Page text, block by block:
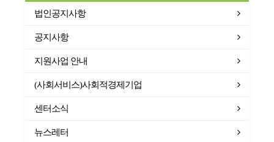
법인공지사항
공지사항
지원사업 안내
(사회서비스)사회적경제기업
센터소식
뉴스레터